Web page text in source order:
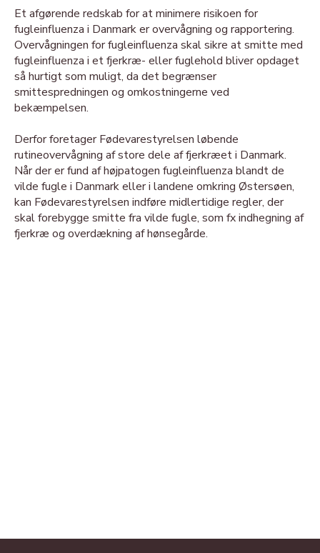
Et afgørende redskab for at minimere risikoen for
fugleinfluenza i Danmark er overvågning og rapportering.
Overvågningen for fugleinfluenza skal sikre at smitte med
fugleinfluenza i et fjerkræ- eller fuglehold bliver opdaget
så hurtigt som muligt, da det begrænser
smittespredningen og omkostningerne ved
bekæmpelsen.
Derfor foretager Fødevarestyrelsen løbende
rutineovervågning af store dele af fjerkræet i Danmark.
Når der er fund af højpatogen fugleinfluenza blandt de
vilde fugle i Danmark eller i landene omkring Østersøen,
kan Fødevarestyrelsen indføre midlertidige regler, der
skal forebygge smitte fra vilde fugle, som fx indhegning af
fjerkræ og overdækning af hønsegårde.